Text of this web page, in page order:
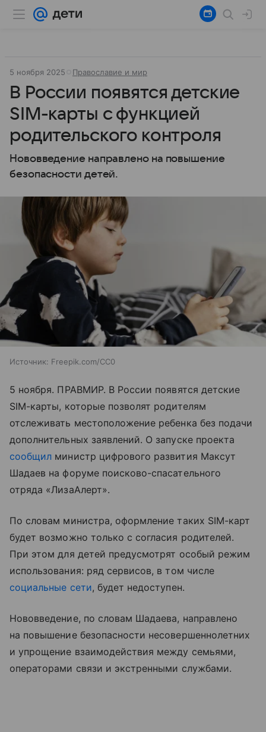
5 ноября 2025 Православие и мир
В России появятся детские
SIM-карты с функцией
родительского контроля
Нововведение направлено на повышение
безопасности детей.
Источник: Freepik.com/CC0
5 ноября. ПРАВМИР. В России появятся детские
SIM-карты, которые позволят родителям
отслеживать местоположение ребенка без подачи
дополнительных заявлений. О запуске проекта
сообщил министр цифрового развития Максут
Шадаев на форуме поисково-спасательного
отряда «ЛизаАлерт».
По словам министра, оформление таких SIM-карт
будет возможно только с согласия родителей.
При этом для детей предусмотрят особый режим
использования: ряд сервисов, в том числе
социальные сети, будет недоступен.
Нововведение, по словам Шадаева, направлено
на повышение безопасности несовершеннолетних
и упрощение взаимодействия между семьями,
операторами связи и экстренными службами.